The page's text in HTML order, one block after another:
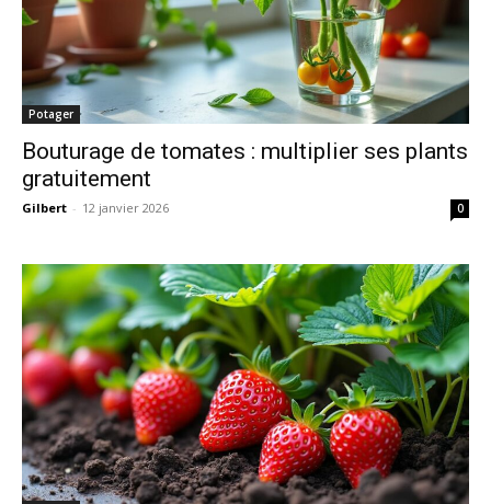
Potager
Bouturage de tomates : multiplier ses plants
gratuitement
Gilbert - 12 janvier 2026 0